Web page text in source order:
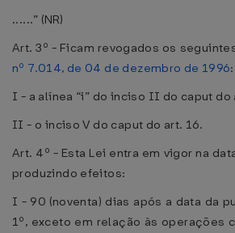
......” (NR)
Art. 3º - Ficam revogados os
nº 7.014, de 04 de dezembro de 1996:
I - a alínea “i” do inciso II do caput do
II - o inciso V do caput do art. 16.
Art. 4º - Esta Lei entra em vigor na
produzindo efeitos:
I - 90 (noventa) dias após a data da
1º, exceto em relação às operações